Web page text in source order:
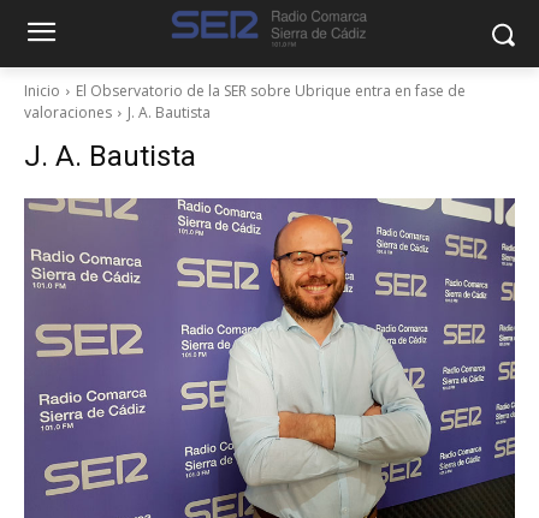
Inicio
El Observatorio de la SER sobre Ubrique entra en fase de
valoraciones
J. A. Bautista
J. A. Bautista